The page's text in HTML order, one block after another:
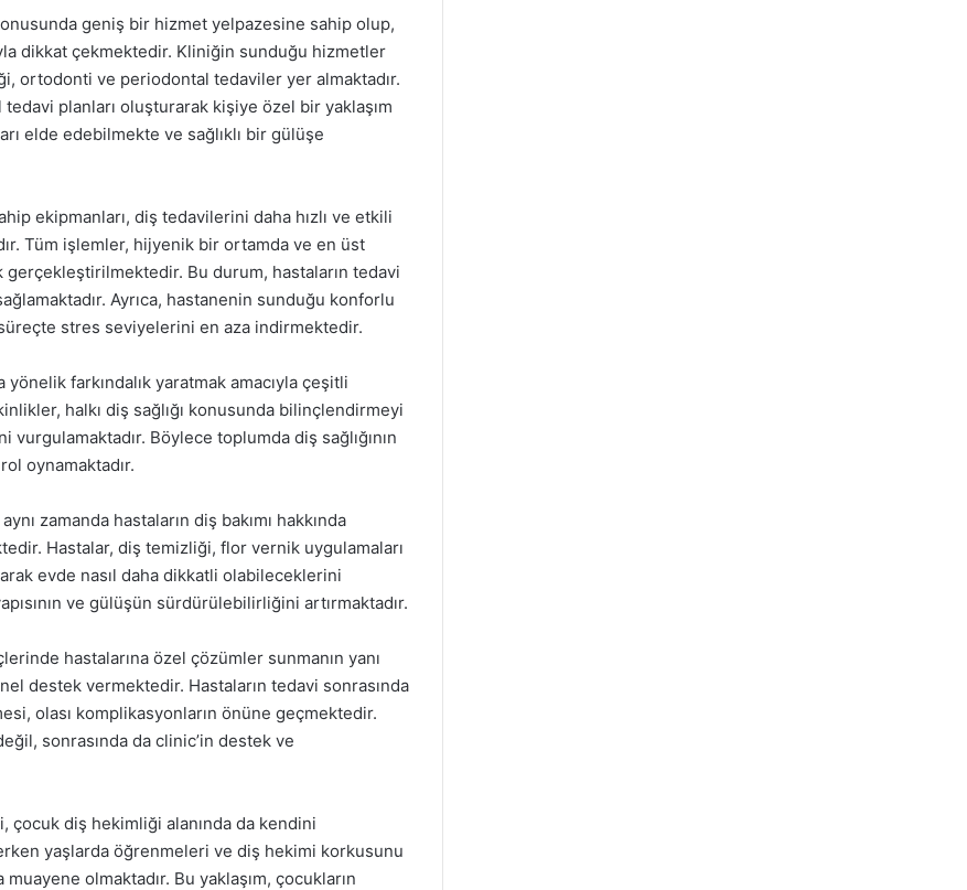
geniş bir hizmet yelpazesine sahip olup,
dikkat çekmektedir. Kliniğin sunduğu hizmetler
ortodonti ve periodontal tedaviler yer almaktadır.
planları oluşturarak kişiye özel bir yaklaşım
elde edebilmekte ve sağlıklı bir gülüşe
ekipmanları, diş tedavilerini daha hızlı ve etkili
Tüm işlemler, hijyenik bir ortamda ve en üst
Bu durum, hastaların tedavi
Ayrıca, hastanenin sunduğu konforlu
stres seviyelerini en aza indirmektedir.
yönelik farkındalık yaratmak amacıyla çeşitli
halkı diş sağlığı konusunda bilinçlendirmeyi
Böylece toplumda diş sağlığının
oynamaktadır.
zamanda hastaların diş bakımı hakkında
Hastalar, diş temizliği, flor vernik uygulamaları
evde nasıl daha dikkatli olabileceklerini
ve gülüşün sürdürülebilirliğini artırmaktadır.
hastalarına özel çözümler sunmanın yanı
destek vermektedir. Hastaların tedavi sonrasında
olası komplikasyonların önüne geçmektedir.
sonrasında da clinic’in destek ve
diş hekimliği alanında da kendini
yaşlarda öğrenmeleri ve diş hekimi korkusunu
olmaktadır. Bu yaklaşım, çocukların